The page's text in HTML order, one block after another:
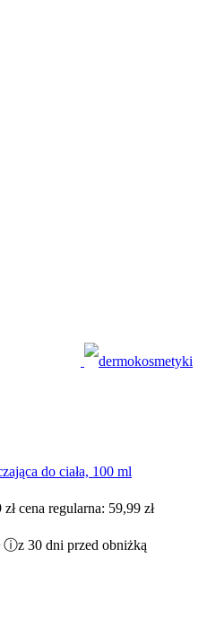
do ciała, 100 ml
zł cena regularna: 59,99 zł
ⓘz 30 dni przed obniżką